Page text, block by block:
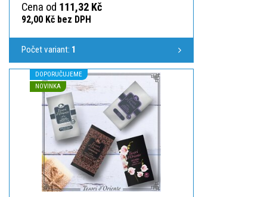
Cena od 111,32 Kč
92,00 Kč bez DPH
Počet variant: 1
DOPORUČUJEME
NOVINKA